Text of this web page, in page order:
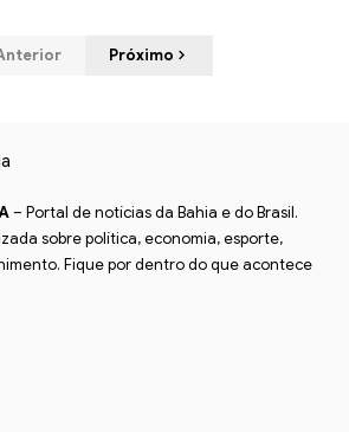
Próximo
– Portal de notícias da Bahia e do Brasil.
sobre política, economia, esporte,
Fique por dentro do que acontece